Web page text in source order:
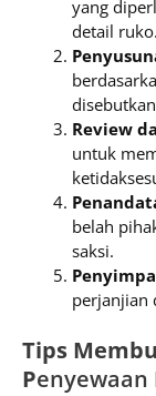
yang
detail ruko.
Review
untuk
belah
saksi.
perjanjian
Tips
Penyewaan